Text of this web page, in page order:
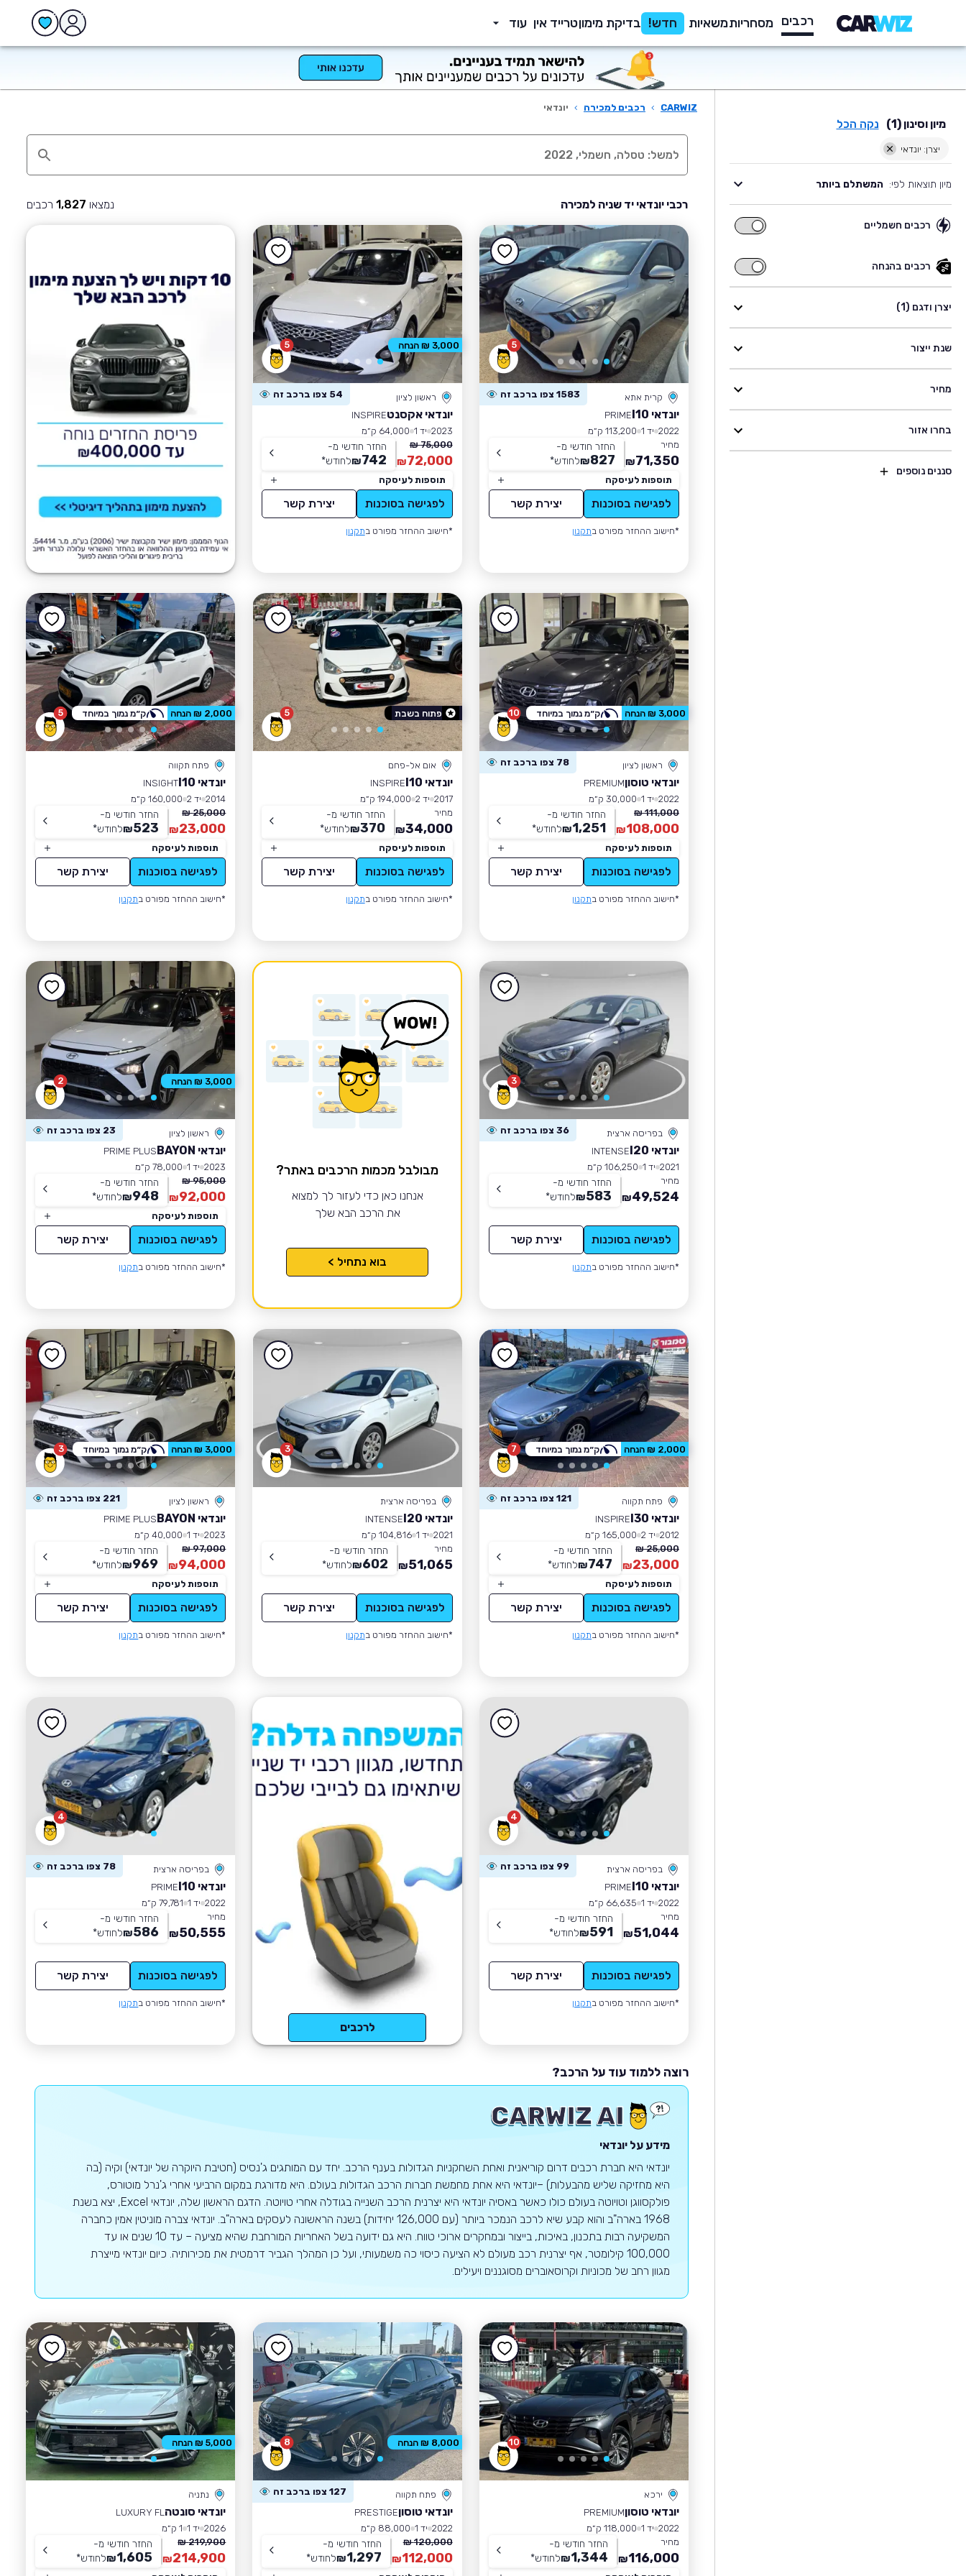
רכבים מסחריותמשאיות חדש! בדיקת מימוןטרייד אין עוד
מיון וסינון (1) נקה הכל
יצרן: יונדאי
מיון תוצאות לפי: המשתלם ביותר
רכבים חשמליים
רכבים
רכבים בהנחה
רכבים
בהנחה
יצרן ודגם (1)
שנת ייצור
מחיר
בחרו אזור
סננים נוספים
CARWIZ
› רכבים למכירה › יונדאי
רכבי יונדאי יד שניה למכירה נמצאו 1,827 רכבים
5
קרית אתא 1583 צפו ברכב זה
יונדאי I10
PRIME
2022 יד 1
113,200 ק״מ
מחיר
71,350
₪
החזר חודשי מ-
827
₪לחודש*
תוספות לעיסקה
לפגישה בסוכנות יצירת קשר
*חישוב ההחזר מפורט בתקנון
5
ראשון לציון 54 צפו ברכב זה
יונדאי אקסנטINSPIRE
2023 יד 1
64,000 ק״מ
75,000 ₪
72,000
₪
החזר חודשי מ-
742
₪לחודש*
תוספות לעיסקה
לפגישה בסוכנות יצירת קשר
*חישוב ההחזר מפורט בתקנון
3,000 ₪ הנחה
10
ראשון לציון 78 צפו ברכב זה
יונדאי טוסוןPREMIUM
2022 יד 1
30,000 ק״מ
111,000 ₪
108,000
₪
החזר חודשי מ-
1,251
₪לחודש*
תוספות לעיסקה
לפגישה בסוכנות יצירת קשר
*חישוב ההחזר מפורט בתקנון
3,000 ₪ הנחה ק״מ נמוך במיוחד 5
אום אל-פחם
יונדאי I10
INSPIRE
2017 יד 2
194,000 ק״מ
מחיר
34,000
₪
החזר חודשי מ-
370
₪לחודש*
תוספות לעיסקה
לפגישה בסוכנות יצירת קשר
*חישוב ההחזר מפורט בתקנון
פתוח בשבת 5
פתח תקווה
יונדאי I10
INSIGHT
2014 יד 2
160,000 ק״מ
25,000 ₪
23,000
₪
החזר חודשי מ-
523
₪לחודש*
תוספות לעיסקה
לפגישה בסוכנות יצירת קשר
*חישוב ההחזר מפורט בתקנון
2,000 ₪ הנחה ק״מ נמוך במיוחד
3
בפריסה ארצית 36 צפו ברכב זה
יונדאי I20
INTENSE
2021 יד 1
106,250 ק״מ
מחיר
49,524
₪
החזר חודשי מ-
583
₪לחודש*
לפגישה בסוכנות יצירת קשר
*חישוב ההחזר מפורט בתקנון
מבולבל מכמות הרכבים באתר?
אנחנו כאן כדי לעזור לך למצוא
את הרכב הבא שלך
בוא נתחיל >
2
ראשון לציון 23 צפו ברכב זה
יונדאי BAYON
PRIME PLUS
2023 יד 1
78,000 ק״מ
95,000 ₪
92,000
₪
החזר חודשי מ-
948
₪לחודש*
תוספות לעיסקה
לפגישה בסוכנות יצירת קשר
*חישוב ההחזר מפורט בתקנון
3,000 ₪ הנחה
7
פתח תקווה 121 צפו ברכב זה
יונדאי I30
INSPIRE
2012 יד 2
165,000 ק״מ
25,000 ₪
23,000
₪
החזר חודשי מ-
747
₪לחודש*
תוספות לעיסקה
לפגישה בסוכנות יצירת קשר
*חישוב ההחזר מפורט בתקנון
2,000 ₪ הנחה ק״מ נמוך במיוחד 3
בפריסה ארצית
יונדאי I20
INTENSE
2021 יד 1
104,816 ק״מ
מחיר
51,065
₪
החזר חודשי מ-
602
₪לחודש*
לפגישה בסוכנות יצירת קשר
*חישוב ההחזר מפורט בתקנון
3
ראשון לציון 221 צפו ברכב זה
יונדאי BAYON
PRIME PLUS
2023 יד 1
40,000 ק״מ
97,000 ₪
94,000
₪
החזר חודשי מ-
969
₪לחודש*
תוספות לעיסקה
לפגישה בסוכנות יצירת קשר
*חישוב ההחזר מפורט בתקנון
3,000 ₪ הנחה ק״מ נמוך במיוחד
4
בפריסה ארצית 99 צפו ברכב זה
יונדאי I10
PRIME
2022 יד 1
66,635 ק״מ
מחיר
51,044
₪
החזר חודשי מ-
591
₪לחודש*
לפגישה בסוכנות יצירת קשר
*חישוב ההחזר מפורט בתקנון
לרכבים
4
בפריסה ארצית 78 צפו ברכב זה
יונדאי I10
PRIME
2022 יד 1
79,781 ק״מ
מחיר
50,555
₪
החזר חודשי מ-
586
₪לחודש*
לפגישה בסוכנות יצירת קשר
*חישוב ההחזר מפורט בתקנון
רוצה ללמוד עוד על הרכב?
מידע על יונדאי
יונדאי היא חברת רכבים דרום קוריאנית ואחת השחקניות הגדולות בענף הרכב. יחד עם המותגים ג'נסיס (חטיבת היוקרה של יונדאי) וקיה (בה
היא מחזיקה שליש מהבעלות) –יונדאי היא אחת מחמשת חברות הרכב הגדולות בעולם. היא מדורגת במקום הרביעי אחרי ג'נרל מוטורס,
פולקסווגן וטויוטה בעולם כולו כאשר באסיה יונדאי היא יצרנית הרכב השנייה בגודלה אחרי טויוטה. הדגם הראשון שלה, יונדאי Excel, יצא בשנת
1968 בארה"ב והוא קבע שיא לרכב הנמכר ביותר (עם 126,000 יחידות) בשנה הראשונה לעסקים בארה"ב. יונדאי צברה מוניטין אמין כחברה
המשקיעה רבות בתכנון, באיכות, בייצור ובמחקרים ארוכי טווח. היא גם ידועה בשל האחריות המורחבת שהיא מציעה – עד 10 שנים או עד
100,000 קילומטר, אף יצרנית רכב מעולם לא הציעה כיסוי כה משמעותי, ועל כן המהלך הגביר דרמטית את מכירותיה. כיום יונדאי מייצרת
מגוון רחב של מכוניות וקרוסאוברים מסוגננים ויעילים.
10
ירכא
יונדאי טוסוןPREMIUM
2022 יד 1
118,000 ק״מ
מחיר
116,000
₪
החזר חודשי מ-
1,344
₪לחודש*
8
פתח תקווה 127 צפו ברכב זה
יונדאי טוסוןPRESTIGE
2022 יד 1
88,000 ק״מ
120,000 ₪
112,000
₪
החזר חודשי מ-
1,297
₪לחודש*
8,000 ₪ הנחה
נתניה
יונדאי סונטה LUXURY FL
2026 יד 1
1 ק״מ
219,900 ₪
214,900
₪
החזר חודשי מ-
1,605
₪לחודש*
5,000 ₪ הנחה